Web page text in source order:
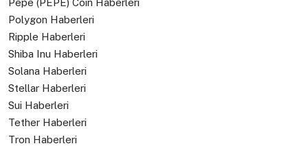
Polygon Haberleri
Ripple Haberleri
Shiba Inu Haberleri
Solana Haberleri
Stellar Haberleri
Sui Haberleri
Tether Haberleri
Tron Haberleri